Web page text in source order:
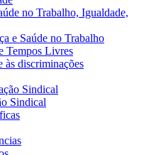
no Trabalho, Igualdade,
e Saúde no Trabalho
Tempos Livres
às discriminações
Sindical
Sindical